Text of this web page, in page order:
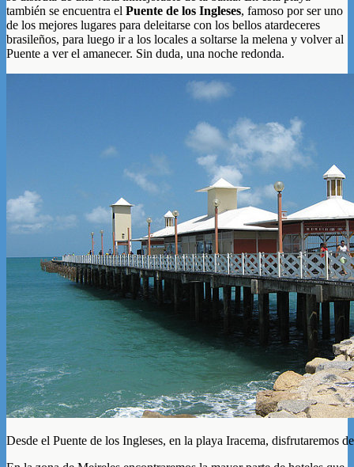
también se encuentra el Puente de los Ingleses, famoso por ser uno
de los mejores lugares para deleitarse con los bellos atardeceres
brasileños, para luego ir a los locales a soltarse la melena y volver al
Puente a ver el amanecer. Sin duda, una noche redonda.
Desde el Puente de los Ingleses, en la playa Iracema, disfrutaremos